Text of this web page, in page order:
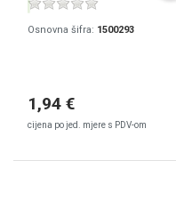
Osnovna šifra: 1500293
1,94 €
cijena po jed. mjere s PDV-om